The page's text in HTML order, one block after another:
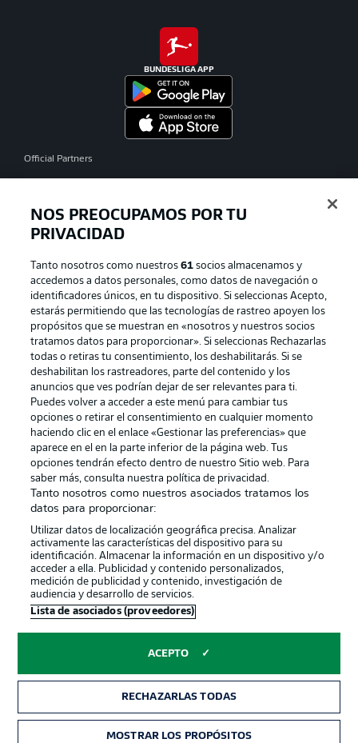
BUNDESLIGA APP
Official Partners
Publicidad Aviso legal
Gestionar las preferencias Declaracion de privacidad
Canales Trabajos
Jugadores Condiciones de uso
Sello Editorial Contacto
© 2026 Bundesliga-Gruppe GmbH
Elegir idioma
Modo
NOS PREOCUPAMOS POR TU
PRIVACIDAD
Tanto nosotros como nuestros61 socios almacenamos y
accedemos a datos personales, como datos de navegación o
identificadores únicos, en tu dispositivo. Si seleccionas Acepto,
estarás permitiendo que las tecnologías de rastreo apoyen los
propósitos que se muestran en «nosotros y nuestros socios
tratamos datos para proporcionar». Si seleccionas Rechazarlas
todas o retiras tu consentimiento, los deshabilitarás. Si se
deshabilitan los rastreadores, parte del contenido y los
anuncios que ves podrían dejar de ser relevantes para ti.
Puedes volver a acceder a este menú para cambiar tus
opciones o retirar el consentimiento en cualquier momento
haciendo clic en el enlace «Gestionar las preferencias» que
aparece en el en la parte inferior de la página web. Tus
opciones tendrán efecto dentro de nuestro Sitio web. Para
saber más, consulta nuestra política de privacidad.
Tanto nosotros como nuestros asociados tratamos los
datos para proporcionar:
Utilizar datos de localización geográfica precisa. Analizar
activamente las características del dispositivo para su
identificación. Almacenar la información en un dispositivo y/o
acceder a ella. Publicidad y contenido personalizados,
medición de publicidad y contenido, investigación de
audiencia y desarrollo de servicios.
Lista de asociados (proveedores)
ACEPTO
RECHAZARLAS TODAS
MOSTRAR LOS PROPÓSITOS